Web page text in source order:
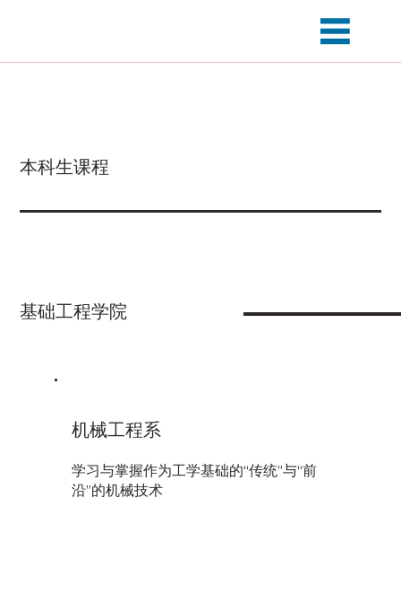
基础工程学院
机械工程系
学习与掌握作为工学基础的“传统”与“前
沿”的机械技术
本科生课程